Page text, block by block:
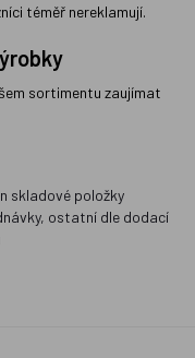
téměř nereklamují.
sortimentu zaujímat
skladové položky
ostatní dle dodací